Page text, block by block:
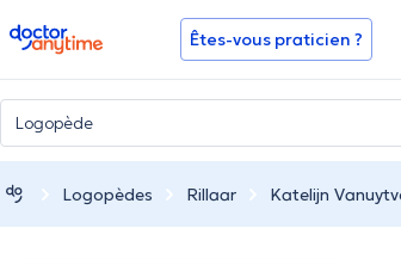
doctoranytime Êtes-vous praticien ?
Logopèdes Rillaar Katelijn